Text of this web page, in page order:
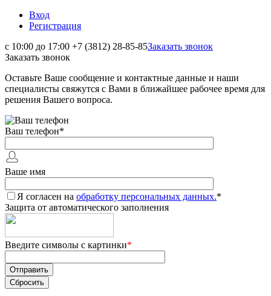
Вход
Регистрация
с 10:00 до 17:00 +7 (3812) 28-85-85Заказать звонок
Заказать звонок
Оставьте Ваше сообщение и контактные данные и наши
специалисты свяжутся с Вами в ближайшее рабочее время для
решения Вашего вопроса.
Ваш телефон*
Ваше имя
Я согласен на обработку персональных данных.*
Защита от автоматического заполнения
Введите символы с картинки*